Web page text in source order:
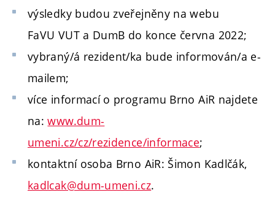
výsledky budou zveřejněny na webu
FaVU VUT a DumB do konce června 2022;
vybraný/á rezident/ka bude informován/a e-
mailem;
více informací o programu Brno AiR najdete
na:www.dum-
umeni.cz/cz/rezidence/informace;
kontaktní osoba Brno AiR: Šimon Kadlčák,
kadlcak@dum-umeni.cz.